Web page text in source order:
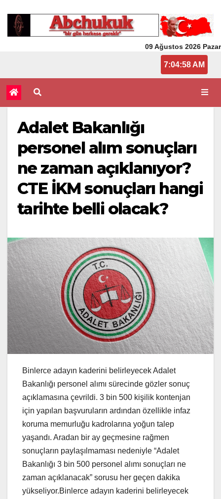
09 Ağustos 2026 Pazar
7:04:58 AM
Adalet Bakanlığı
personel alım sonuçları
ne zaman açıklanıyor?
CTE İKM sonuçları hangi
tarihte belli olacak?
Binlerce adayın kaderini belirleyecek Adalet
Bakanlığı personel alımı sürecinde gözler sonuç
açıklamasına çevrildi. 3 bin 500 kişilik kontenjan
için yapılan başvuruların ardından özellikle infaz
koruma memurluğu kadrolarına yoğun talep
yaşandı. Aradan bir ay geçmesine rağmen
sonuçların paylaşılmaması nedeniyle “Adalet
Bakanlığı 3 bin 500 personel alımı sonuçları ne
zaman açıklanacak” sorusu her geçen dakika
yükseliyor.Binlerce adayın kaderini belirleyecek